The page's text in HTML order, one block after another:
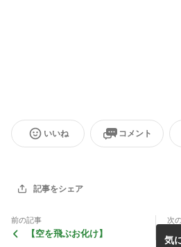
いいね コメント
記事をシェア
前の記事
【空を飛ぶお化け】
次
気